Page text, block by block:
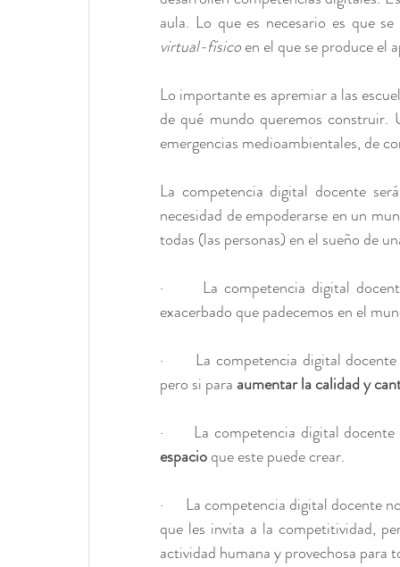
virtual-físico en el que se produce el
Lo importante es apremiar a las
de qué mundo queremos
emergencias medioambientales, de
La competencia digital docente
necesidad de empoderarse en un
todas (las personas) en el sueño de
·      La competencia digital
exacerbado que padecemos en el
·      La competencia digital
pero si para aumentar la calidad y
·      La competencia digital
espacio que este puede crear.
·      La competencia digital docente
que les invita a la competitividad,
actividad humana y provechosa para